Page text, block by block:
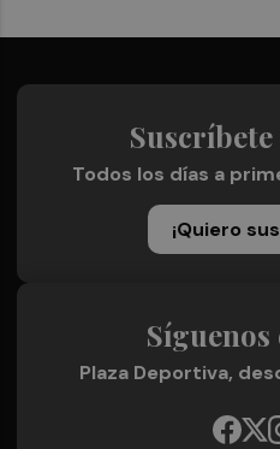
Todos los días a
¡Quiero
Síguenos
Plaza Deportiva,